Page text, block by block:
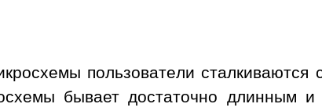
пользователи сталкиваются
бывает достаточно длинным